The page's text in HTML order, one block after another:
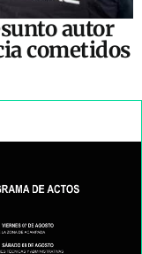
autor
cometidos